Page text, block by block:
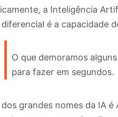
a Inteligência
diferencial é a capacidade
O que demoramos
para fazer em segundos.
dos grandes nomes da IA